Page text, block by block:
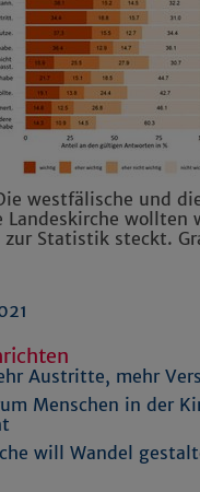
westfälische und
wollten
zur Statistik steckt.
Austritte, mehr
Menschen in der
will Wandel